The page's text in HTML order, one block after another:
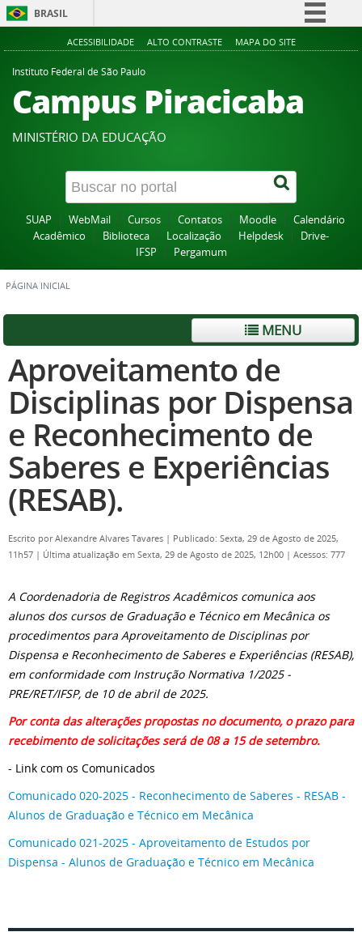
BRASIL
Simplifique!
Participe
Acesso à informação
Canais
ACESSIBILIDADE ALTO CONTRASTE MAPA DO SITE
Instituto Federal de São Paulo
Campus Piracicaba
MINISTÉRIO DA EDUCAÇÃO
SUAP WebMail Cursos Contatos Moodle
Calendário
Acadêmico
Biblioteca Localização Helpdesk
Drive-
IFSP
Pergamum
PÁGINA INICIAL
MENU
Aproveitamento de
Disciplinas por Dispensa
e Reconhecimento de
Saberes e Experiências
(RESAB).
Escrito porAlexandre Alvares Tavares | Publicado: Sexta, 29 de Agosto de 2025,
11h57 | Última atualização em Sexta, 29 de Agosto de 2025, 12h00 | Acessos: 777
A Coordenadoria de Registros Acadêmicos comunica aos
alunos dos cursos de Graduação e Técnico em Mecânica os
procedimentos para Aproveitamento de Disciplinas por
Dispensa e Reconhecimento de Saberes e Experiências (RESAB),
em conformidade com Instrução Normativa 1/2025 -
PRE/RET/IFSP, de 10 de abril de 2025.
Por conta das alterações propostas no documento, o prazo para
recebimento de solicitações será de 08 a 15 de setembro.
- Link com os Comunicados
Comunicado 020-2025 - Reconhecimento de Saberes - RESAB -
Alunos de Graduação e Técnico em Mecânica
Comunicado 021-2025 - Aproveitamento de Estudos por
Dispensa - Alunos de Graduação e Técnico em Mecânica